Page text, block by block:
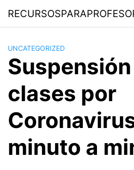
contenido
UNCATEGORIZED
clases por
minuto a